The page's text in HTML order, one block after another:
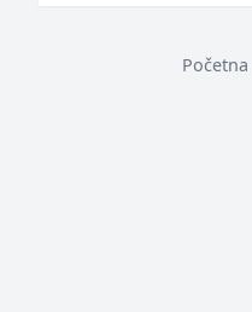
Početna